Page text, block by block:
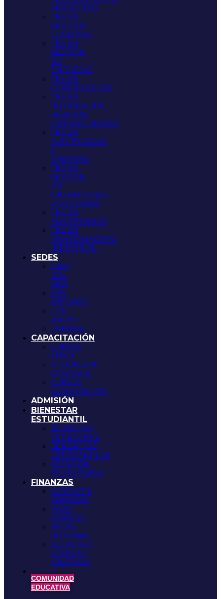
PREDICTIVO
TNS EN
GESTIÓN
LOGÍSTICA
TNS EN
GESTIÓN
DE
EMPRESAS
TNS EN
CONSTRUCCIÓN
TNS EN
INFORMATICA
MENCIÓN
CIBERSEGURIDAD
TNS EN
ELECTRICIDAD
Y
ENERGÍAS
TNS EN
GESTIÓN
EN
OPERACIONES
PORTUARIAS
TNS EN
MECATRÓNICA
TNS EN
MANTENIMIENTO
INDUSTRIAL
SEDES
VIÑA
DEL
MAR
SAN
ANTONIO
LOS
ANDES
LIMACHE
CAPACITACIÓN
CURSOS
SENCE
EDUCACIÓN
CONTINUA
CURSOS
CAPACITACIÓN
ADMISIÓN
BIENESTAR
ESTUDIANTIL
BIENESTAR
ESTUDIANTIL
BENEFICIOS
ESTUDIANTILES
ATENCIÓN
PSICOLÓGICA
FINANZAS
CONTACTO
FINANZAS
PAGO
ARANCEL
BECAS
INTERNAS
SOLICITUD
ARANCEL
AJUSTADO
COMUNIDAD
EDUCATIVA